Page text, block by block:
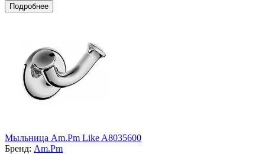
Подробнее
Мыльница Am.Pm Like A8035600
Бренд: Am.Pm